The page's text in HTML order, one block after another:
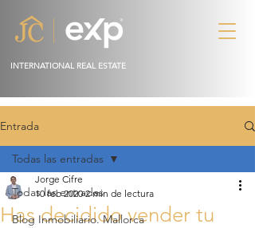
INTERNATIONAL REAL ESTATE
Entrada
Todas las entradas
Blog Inmobiliario. Mallorca
Todas las entradas
Has decidido vender tu
Jorge Cifre
10 feb 2020 2 min de lectura